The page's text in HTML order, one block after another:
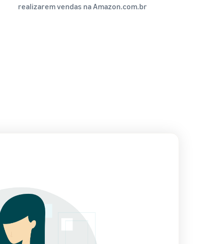
realizarem vendas na Amazon.com.br